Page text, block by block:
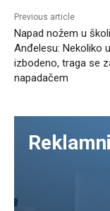
Previous article
Napad nožem u
Anđelesu: Nekoliko
izbodeno, traga se
napadačem